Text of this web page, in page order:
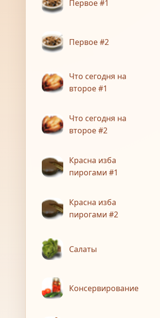
Первое #1
Первое #2
Что сегодня на
второе #1
Что сегодня на
второе #2
Красна изба
пирогами #1
Красна изба
пирогами #2
Салаты
Консервирование